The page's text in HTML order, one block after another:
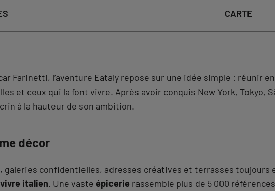
CARTE
Farinetti, l’aventure Eataly repose sur une idée simple : réunir
et ceux qui la font vivre. Après avoir conquis New York, Tokyo,
à la hauteur de son ambition.
décor
galeries confidentielles, adresses créatives et terrasses toujours
italien. Une vaste épicerie rassemble plus de 5 000